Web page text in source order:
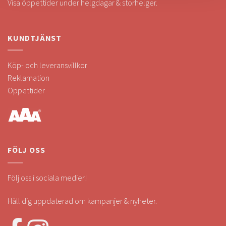
Visa öppettider under helgdagar & storhelger.
KUNDTJÄNST
Köp- och leveransvillkor
Reklamation
Öppettider
FÖLJ OSS
Följ oss i sociala medier!
Håll dig uppdaterad om kampanjer & nyheter.